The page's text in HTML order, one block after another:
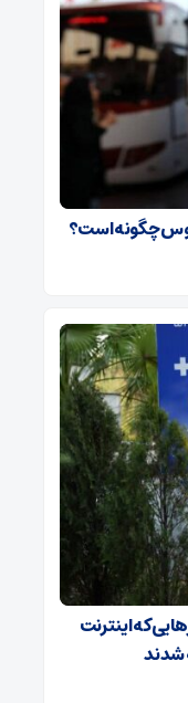
چگونه است؟
که اینترنت
شدند